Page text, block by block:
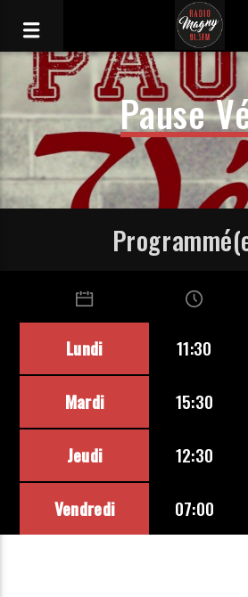
Pause
Lundi 11:30
Mardi 15:30
Jeudi 12:30
Vendredi 07:00